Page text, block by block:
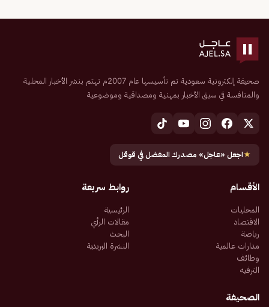
صحيفة إلكترونية سعودية تم تأسيسها عام 2007م تهتم بنشر الأخبار المحلية
والمنافسة في سبق الأخبار بمهنية ومصداقية وموضوعية
★اجعل «عاجل» مصدرك المفضل في قوقل
الأقسام
المحليات
الاقتصاد
رياضة
مدارات عالمية
وظائف
الترفيه
روابط سريعة
الرئيسية
مقالات الرأي
البحث
النشرة البريدية
الصحيفة